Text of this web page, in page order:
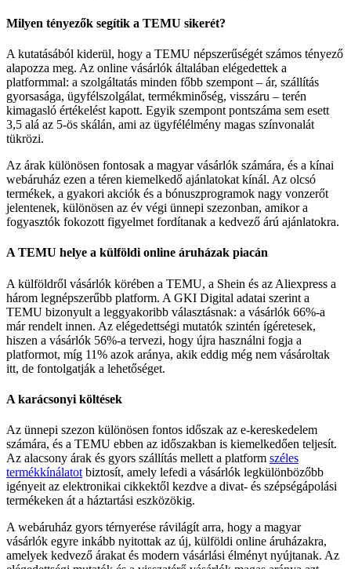
Milyen tényezők segítik a TEMU sikerét?
A kutatásából kiderül, hogy a TEMU népszerűségét számos tényező
alapozza meg. Az online vásárlók általában elégedettek a
platformmal: a szolgáltatás minden főbb szempont – ár, szállítás
gyorsasága, ügyfélszolgálat, termékminőség, visszáru – terén
kimagasló értékelést kapott. Egyik szempont pontszáma sem esett
3,5 alá az 5-ös skálán, ami az ügyfélélmény magas színvonalát
tükrözi.
Az árak különösen fontosak a magyar vásárlók számára, és a kínai
webáruház ezen a téren kiemelkedő ajánlatokat kínál. Az olcsó
termékek, a gyakori akciók és a bónuszprogramok nagy vonzerőt
jelentenek, különösen az év végi ünnepi szezonban, amikor a
fogyasztók fokozott figyelmet fordítanak a kedvező árú ajánlatokra.
A TEMU helye a külföldi online áruházak piacán
A külföldről vásárlók körében a TEMU, a Shein és az Aliexpress a
három legnépszerűbb platform. A GKI Digital adatai szerint a
TEMU bizonyult a leggyakoribb választásnak: a vásárlók 66%-a
már rendelt innen. Az elégedettségi mutatók szintén ígéretesek,
hiszen a vásárlók 56%-a tervezi, hogy újra használni fogja a
platformot, míg 11% azok aránya, akik eddig még nem vásároltak
itt, de fontolgatják a lehetőséget.
A karácsonyi költések
Az ünnepi szezon különösen fontos időszak az e-kereskedelem
számára, és a TEMU ebben az időszakban is kiemelkedően teljesít.
Az alacsony árak és gyors szállítás mellett a platform széles
termékkínálatot biztosít, amely lefedi a vásárlók legkülönbözőbb
igényeit az elektronikai cikkektől kezdve a divat- és szépségápolási
termékeken át a háztartási eszközökig.
A webáruház gyors térnyerése rávilágít arra, hogy a magyar
vásárlók egyre inkább nyitottak az új, külföldi online áruházakra,
amelyek kedvező árakat és modern vásárlási élményt nyújtanak. Az